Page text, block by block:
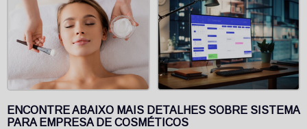
ENCONTRE ABAIXO MAIS DETALHES SOBRE SISTEMA
PARA EMPRESA DE COSMÉTICOS